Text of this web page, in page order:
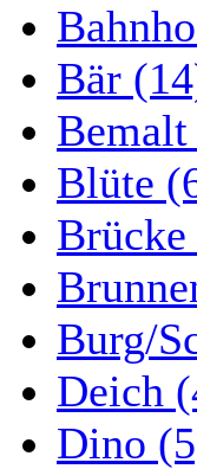
Bär
Blüte
Burg/
Deich
Dino